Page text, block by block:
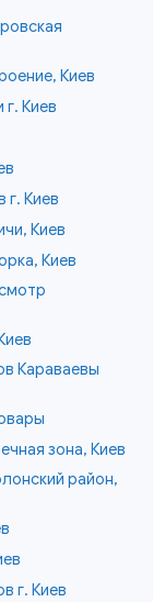
Киев
Киев
г. Киев
Киев
Киев
Караваевы
зона, Киев
район,
г. Киев